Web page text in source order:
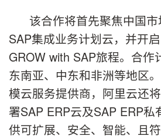
该合作将首先聚焦中国
SAP集成业务计划云，并开
GROW with SAP旅程。合作
东南亚、中东和非洲等地区
模云服务提供商，阿里云还
署SAP ERP云及SAP ERP私
供可扩展、安全、智能、且